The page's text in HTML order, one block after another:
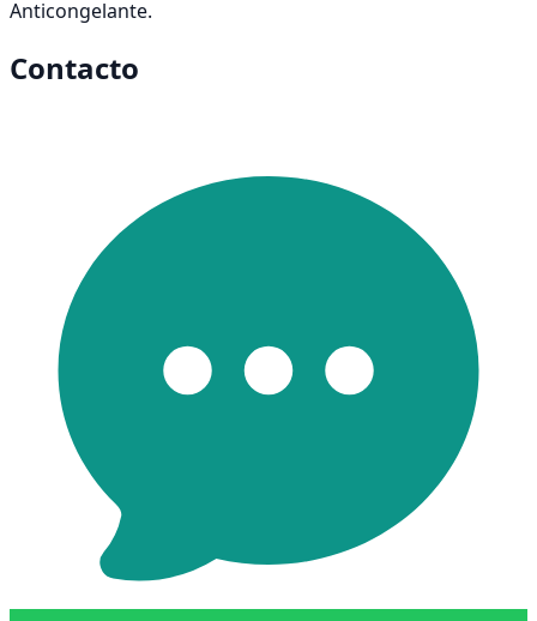
Anticongelante.
Contacto